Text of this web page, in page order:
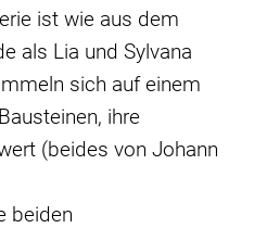
ist wie aus dem
als Lia und Sylvana
sich auf einem
ihre
(beides von Johann
beiden